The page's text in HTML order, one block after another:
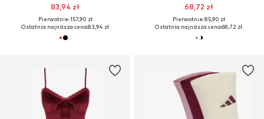
83,94 zł
Pierwotnie: 157,90 zł
Ostatnia najniższa cena:83,94 zł
68,72 zł
Pierwotnie: 85,90 zł
Ostatnia najniższa cena:68,72 zł